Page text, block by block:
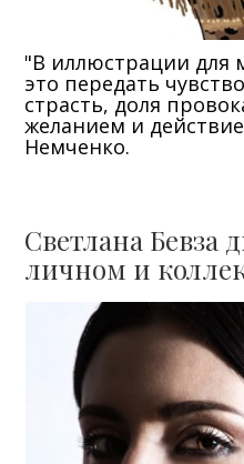
"В иллюстрации для
это передать
страсть, доля
желанием и
Немченко.
Светлана Бевза
личном и